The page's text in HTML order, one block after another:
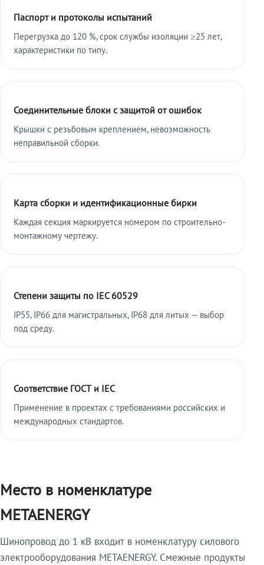
Паспорт и протоколы испытаний
Перегрузка до 120 %, срок службы изоляции ≥25 лет,
характеристики по типу.
Соединительные блоки с защитой от ошибок
Крышки с резьбовым креплением, невозможность
неправильной сборки.
Карта сборки и идентификационные бирки
Каждая секция маркируется номером по строительно-
монтажному чертежу.
Степени защиты по IEC 60529
IP55, IP66 для магистральных, IP68 для литых — выбор
под среду.
Соответствие ГОСТ и IEC
Применение в проектах с требованиями российских и
международных стандартов.
Место в номенклатуре
METAENERGY
Шинопровод до 1 кВ входит в номенклатуру силового
электрооборудования METAENERGY. Смежные продукты